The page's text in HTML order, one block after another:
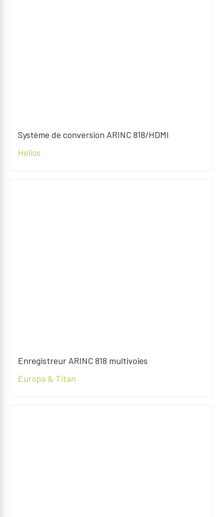
Système de conversion ARINC 818/HDMI
Helios
Enregistreur ARINC 818 multivoies
Europa & Titan